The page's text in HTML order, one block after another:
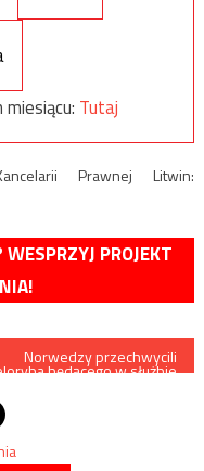
Tutaj
Prawnej Litwin:
PROJEKT
Norwedzy przechwycili
będącego w służbie